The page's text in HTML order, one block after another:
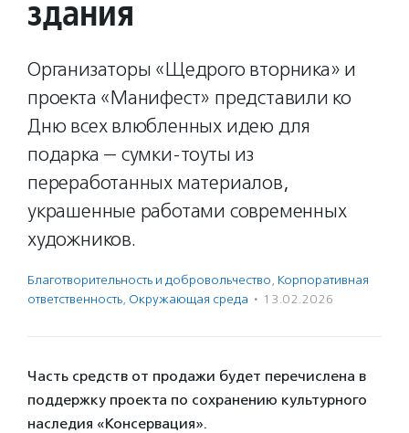
здания
Организаторы «Щедрого вторника» и
проекта «Манифест» представили ко
Дню всех влюбленных идею для
подарка — сумки-тоуты из
переработанных материалов,
украшенные работами современных
художников.
Благотвори­тель­ность и доброволь­чест­во, Корпоративная
ответственность, Окружающая среда · 13.02.2026
Часть средств от продажи будет перечислена в
поддержку проекта по сохранению культурного
наследия «Консервация».